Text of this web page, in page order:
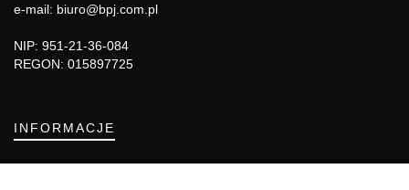
e-mail: biuro@bpj.com.pl
NIP: 951-21-36-084
REGON: 015897725
INFORMACJE